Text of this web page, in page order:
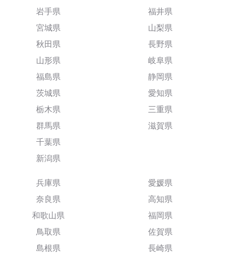
岩手県
宮城県
秋田県
山形県
福島県
茨城県
栃木県
群馬県
千葉県
新潟県
福井県
山梨県
長野県
岐阜県
静岡県
愛知県
三重県
滋賀県
兵庫県
奈良県
和歌山県
鳥取県
島根県
愛媛県
高知県
福岡県
佐賀県
長崎県